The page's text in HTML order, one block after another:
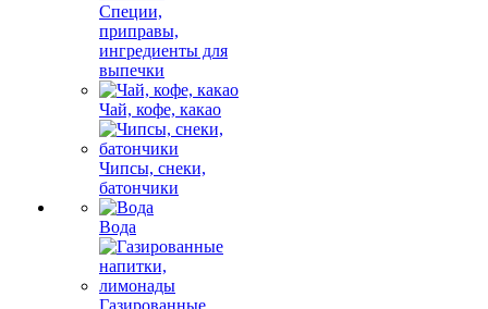
Специи,
приправы,
ингредиенты для
выпечки
Чай, кофе, какао
Чипсы, снеки,
батончики
Вода
Газированные